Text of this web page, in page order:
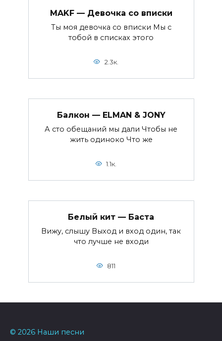
MAKF — Девочка со вписки
Ты моя девочка со вписки Мы с
тобой в списках этого
2.3к.
Балкон — ELMAN & JONY
А сто обещаний мы дали Чтобы не
жить одиноко Что же
1.1к.
Белый кит — Баста
Вижу, слышу Выход и вход один, так
что лучше не входи
811
© 2026 Наши песни